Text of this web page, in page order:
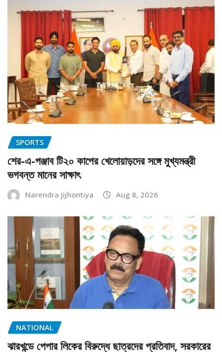
SPORTS
শের-এ-পঞ্জাব টি২০ কাপের খেলোয়াড়দের সঙ্গে মুখ্যমন্ত্রী
ভগবন্ত মানের সাক্ষাৎ
Narendra Jijhontiya Aug 8, 2026
NATIONAL
ঝারখন্ডে পেপার লিকের বিরুদ্ধে ছাত্রদের প্রতিবাদ, সরকারের